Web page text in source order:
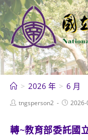
跳
轉
至
主
要
內
> 2026 年 > 6 月
Posttngsperson2
Post
轉~教育部委託國